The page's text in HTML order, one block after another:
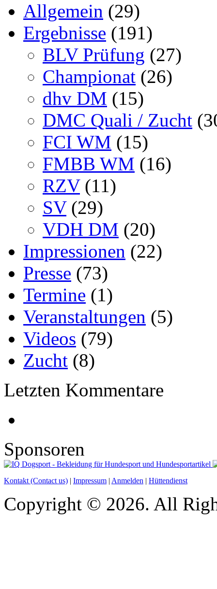
Allgemein (29)
Ergebnisse (191)
BLV Prüfung (27)
Championat (26)
dhv DM (15)
DMC Quali / Zucht
FCI WM (15)
FMBB WM (16)
RZV(11)
SV(29)
VDH DM (20)
Impressionen (22)
Presse (73)
Termine (1)
Veranstaltungen (5)
Videos (79)
Zucht (8)
Letzten Kommentare
Sponsoren
Kontakt (Contact us) | Impressum | Anmelden | Hüttendienst
Copyright © 2026. All